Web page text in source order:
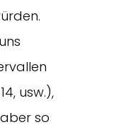
usw.),
so